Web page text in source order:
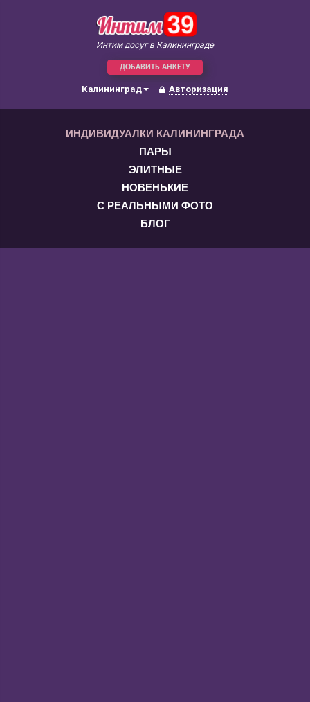
Интим досуг в Калининграде
ДОБАВИТЬ АНКЕТУ
Калининград Авторизация
ИНДИВИДУАЛКИ КАЛИНИНГРАДА
ПАРЫ
ЭЛИТНЫЕ
НОВЕНЬКИЕ
С РЕАЛЬНЫМИ ФОТО
БЛОГ